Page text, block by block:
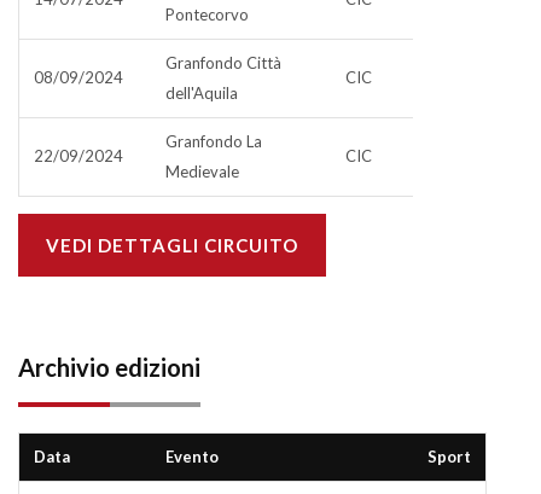
Pontecorvo
08/09/2024
Granfondo Città
dell'Aquila
CIC
22/09/2024
Granfondo La
Medievale
CIC
VEDI DETTAGLI CIRCUITO
Archivio edizioni
Data Evento Sport